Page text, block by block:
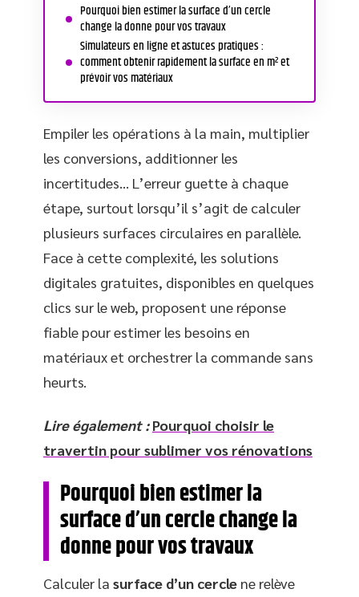
Pourquoi bien estimer la surface d’un cercle
change la donne pour vos travaux
Simulateurs en ligne et astuces pratiques :
comment obtenir rapidement la surface en m² et
prévoir vos matériaux
Empiler les opérations à la main, multiplier
les conversions, additionner les
incertitudes… L’erreur guette à chaque
étape, surtout lorsqu’il s’agit de calculer
plusieurs surfaces circulaires en parallèle.
Face à cette complexité, les solutions
digitales gratuites, disponibles en quelques
clics sur le web, proposent une réponse
fiable pour estimer les besoins en
matériaux et orchestrer la commande sans
heurts.
Lire également : Pourquoi choisir le
travertin pour sublimer vos rénovations
Pourquoi bien estimer la
surface d’un cercle change la
donne pour vos travaux
Calculer la surface d’un cercle ne relève